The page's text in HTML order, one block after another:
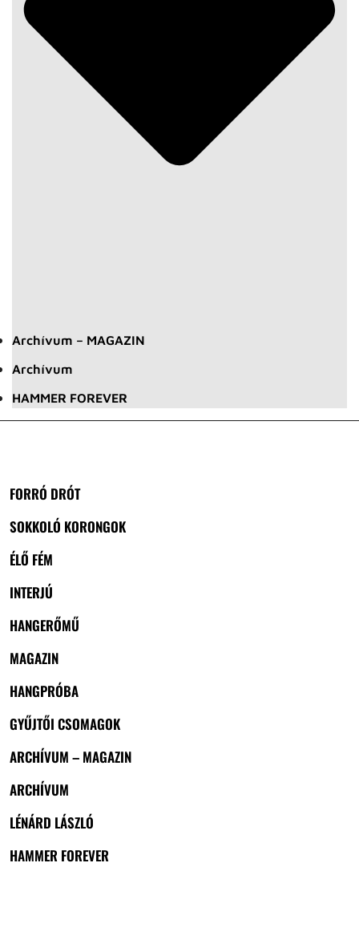
Archívum – MAGAZIN
Archívum
HAMMER FOREVER
FORRÓ DRÓT
SOKKOLÓ KORONGOK
ÉLŐ FÉM
INTERJÚ
HANGERŐMŰ
MAGAZIN
HANGPRÓBA
GYŰJTŐI CSOMAGOK
ARCHÍVUM – MAGAZIN
ARCHÍVUM
LÉNÁRD LÁSZLÓ
HAMMER FOREVER